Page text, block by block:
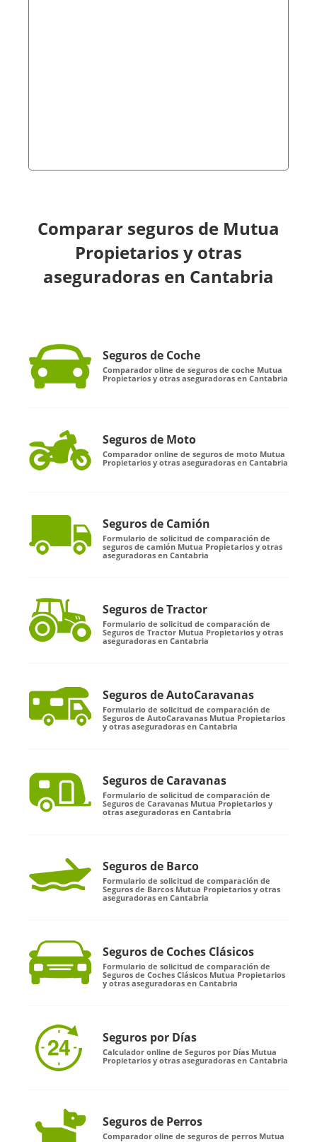
Comparar seguros de Mutua
Propietarios y otras
aseguradoras en Cantabria
Seguros de Coche
Comparador oline de seguros de coche Mutua
Propietarios y otras aseguradoras en Cantabria
Seguros de Moto
Comparador online de seguros de moto Mutua
Propietarios y otras aseguradoras en Cantabria
Seguros de Camión
Formulario de solicitud de comparación de
seguros de camión Mutua Propietarios y otras
aseguradoras en Cantabria
Seguros de Tractor
Formulario de solicitud de comparación de
Seguros de Tractor Mutua Propietarios y otras
aseguradoras en Cantabria
Seguros de AutoCaravanas
Formulario de solicitud de comparación de
Seguros de AutoCaravanas Mutua Propietarios
y otras aseguradoras en Cantabria
Seguros de Caravanas
Formulario de solicitud de comparación de
Seguros de Caravanas Mutua Propietarios y
otras aseguradoras en Cantabria
Seguros de Barco
Formulario de solicitud de comparación de
Seguros de Barcos Mutua Propietarios y otras
aseguradoras en Cantabria
Seguros de Coches Clásicos
Formulario de solicitud de comparación de
Seguros de Coches Clásicos Mutua Propietarios
y otras aseguradoras en Cantabria
Seguros por Días
Calculador online de Seguros por Días Mutua
Propietarios y otras aseguradoras en Cantabria
Seguros de Perros
Comparador oline de seguros de perros Mutua